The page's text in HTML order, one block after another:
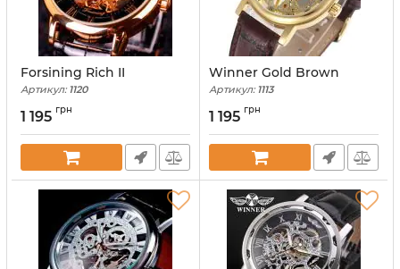
Forsining Rich II
Артикул:1120
1 195 грн
Winner Gold Brown
Артикул:1113
1 195 грн